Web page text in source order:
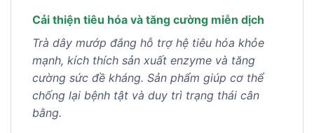
Cải thiện tiêu hóa và tăng cường miễn dịch
Trà dây mướp đắng hỗ trợ hệ tiêu hóa khỏe
mạnh, kích thích sản xuất enzyme và tăng
cường sức đề kháng. Sản phẩm giúp cơ thể
chống lại bệnh tật và duy trì trạng thái cân
bằng.